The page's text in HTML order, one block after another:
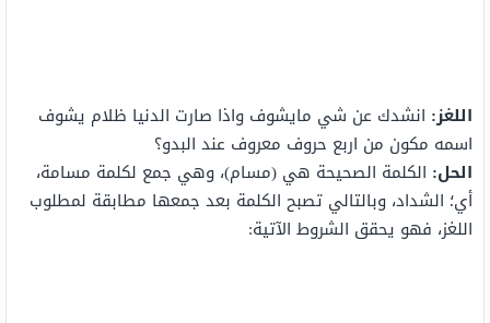
اللغز: انشدك عن شي مايشوف واذا صارت الدنيا ظلام يشوف
اسمه مكون من اربع حروف معروف عند البدو؟
الحل: الكلمة الصحيحة هي (مسام)، وهي جمع لكلمة مسامة،
أي؛ الشداد، وبالتالي تصبح الكلمة بعد جمعها مطابقة لمطلوب
اللغز، فهو يحقق الشروط الآتية: